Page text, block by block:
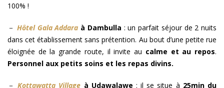
100% !
－ Hôtel Gala Addara à Dambulla : un parfait séjour de 2 nuits
dans cet établissement sans prétention. Au bout d’une petite rue
éloignée de la grande route, il invite au calme et au repos.
Personnel aux petits soins et les repas divins.
－Kottawatta Village à Udawalawe : il se situe à 25min du